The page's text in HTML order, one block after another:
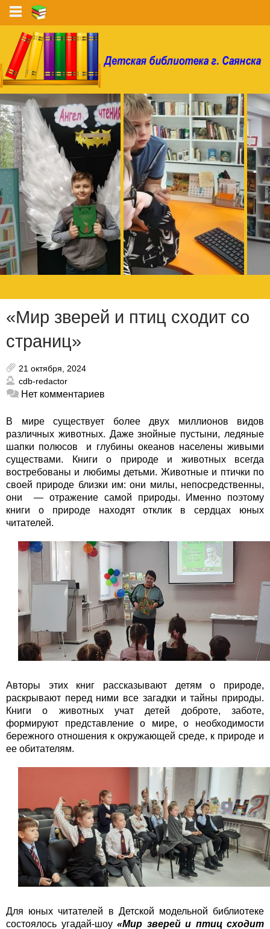
«Мир зверей и птиц сходит со
страниц»
21 октября, 2024
cdb-redactor
Нет комментариев
В мире существует более двух миллионов видов
различных животных. Даже знойные пустыни, ледяные
шапки полюсов и глубины океанов населены живыми
существами. Книги о природе и животных всегда
востребованы и любимы детьми. Животные и птички по
своей природе близки им: они милы, непосредственны,
они — отражение самой природы. Именно поэтому
книги о природе находят отклик в сердцах юных
читателей.
Авторы этих книг рассказывают детям о природе,
раскрывают перед ними все загадки и тайны природы.
Книги о животных учат детей доброте, заботе,
формируют представление о мире, о необходимости
бережного отношения к окружающей среде, к природе и
ее обитателям.
Для юных читателей в Детской модельной библиотеке
состоялось угадай-шоу «Мир зверей и птиц сходит